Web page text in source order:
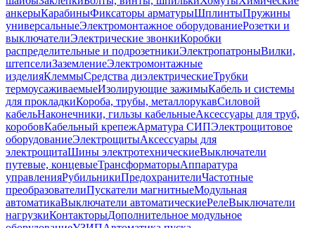
анкерыКарабиныФиксаторы арматурыШплинтыПружины
универсальныеЭлектромонтажное оборудованиеРозетки и
выключателиЭлектрические звонкиКоробки
распределительные и подрозетникиЭлектропатроныВилки,
штепселиЗаземлениеЭлектромонтажные
изделияКлеммыСредства диэлектрическиеТрубки
термоусаживаемыеИзолирующие зажимыКабель и системы
для прокладкиКороба, трубы, металлорукавСиловой
кабельНаконечники, гильзы кабельныеАксессуары для труб,
коробовКабельный крепежАрматура СИПЭлектрощитовое
оборудованиеЭлектрощитыАксессуары для
электрощитаШины электротехническиеВыключатели
путевые, концевыеТрансформаторыАппаратура
управленияРубильникиПредохранителиЧастотные
преобразователиПускатели магнитныеМодульная
автоматикаВыключатели автоматическиеРелеВыключатели
нагрузкиКонтакторыДополнительное модульное